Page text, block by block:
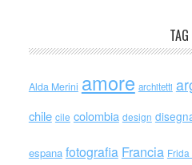
TAG
Alda Merini amore architetti
chile cile colombia design
espana fotografia Francia